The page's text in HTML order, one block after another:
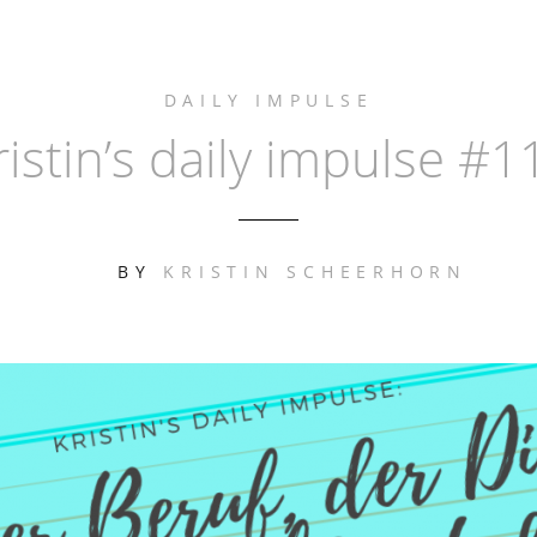
DAILY IMPULSE
daily impulse
BY KRISTIN SCHEERHORN